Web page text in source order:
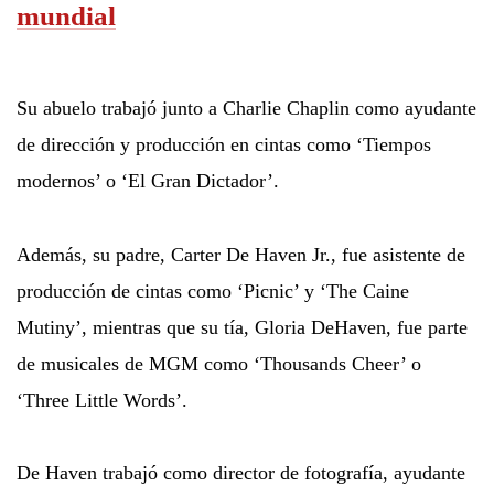
mundial
Su abuelo trabajó junto a Charlie Chaplin como ayudante
de dirección y producción en cintas como ‘Tiempos
modernos’ o ‘El Gran Dictador’.
Además, su padre, Carter De Haven Jr., fue asistente de
producción de cintas como ‘Picnic’ y ‘The Caine
Mutiny’, mientras que su tía, Gloria DeHaven, fue parte
de musicales de MGM como ‘Thousands Cheer’ o
‘Three Little Words’.
De Haven trabajó como director de fotografía, ayudante